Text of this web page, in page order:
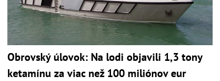
Obrovský úlovok: Na lodi objavili 1,3 tony
ketamínu za viac než 100 miliónov eur